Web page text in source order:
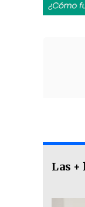
Las +